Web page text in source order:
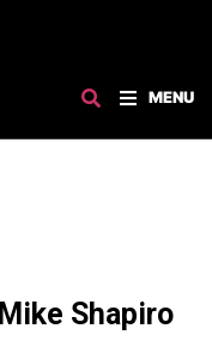
MENU
Shapiro